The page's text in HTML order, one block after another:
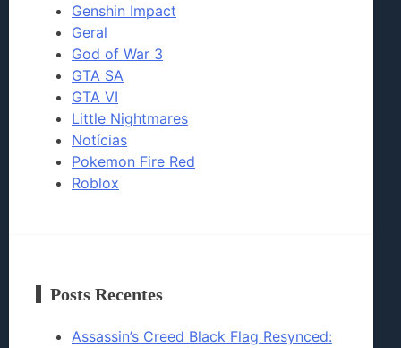
Genshin Impact
Geral
God of War 3
GTA SA
GTA VI
Little Nightmares
Notícias
Pokemon Fire Red
Roblox
Posts Recentes
Assassin’s Creed Black Flag Resynced: